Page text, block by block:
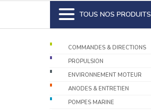
TOUS NOS PRODUITS
COMMANDES & DIRECTIONS
PROPULSION
ENVIRONNEMENT MOTEUR
ANODES & ENTRETIEN
POMPES MARINE